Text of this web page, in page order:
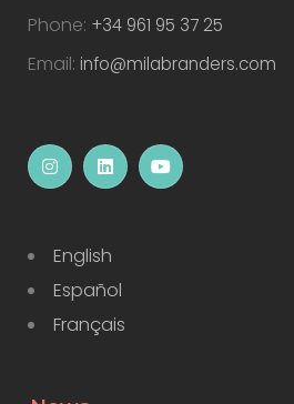
Phone: +34 961 95 37 25
Email: info@milabranders.com
English
Español
Français